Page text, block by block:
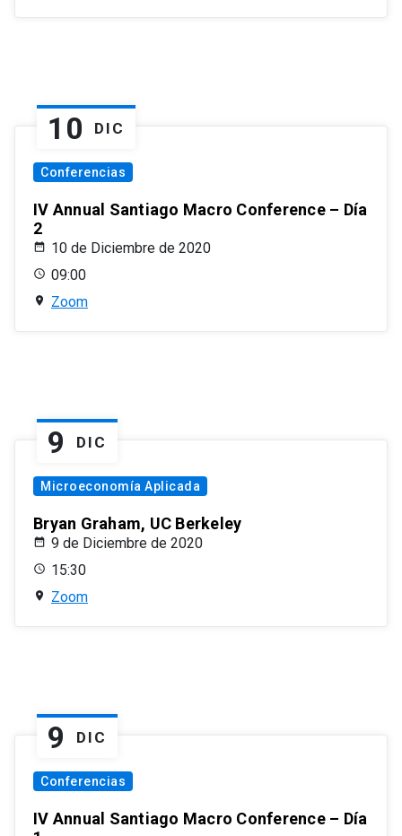
10 DIC
Conferencias
IV Annual Santiago Macro Conference – Día
2
10 de Diciembre de 2020
09:00
Zoom
9 DIC
Microeconomía Aplicada
Bryan Graham, UC Berkeley
9 de Diciembre de 2020
15:30
Zoom
9 DIC
Conferencias
IV Annual Santiago Macro Conference – Día